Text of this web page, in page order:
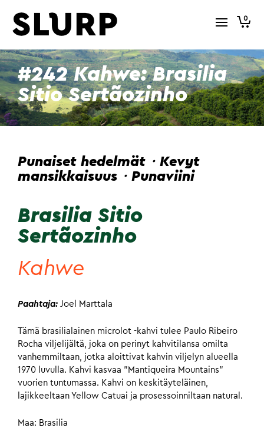
0
#242 Kahwe: Brasilia
Sitio Sertãozinho
Punaiset hedelmät・Kevyt
mansikkaisuus・Punaviini
Brasilia Sitio
Sertãozinho
Kahwe
Paahtaja: Joel Marttala
Tämä brasilialainen microlot -kahvi tulee Paulo Ribeiro
Rocha viljelijältä, joka on perinyt kahvitilansa omilta
vanhemmiltaan, jotka aloittivat kahvin viljelyn alueella
1970 luvulla. Kahvi kasvaa ”Mantiqueira Mountains”
vuorien tuntumassa. Kahvi on keskitäyteläinen,
lajikkeeltaan Yellow Catuai ja prosessoinniltaan natural.
Maa: Brasilia